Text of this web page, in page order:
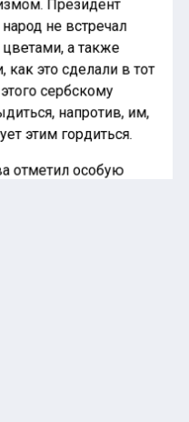
Президент
не встречал
а также
это сделали в тот
сербскому
напротив, им,
этим гордиться.
отметил особую